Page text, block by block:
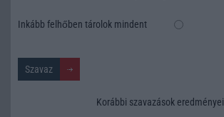
Inkább felhőben tárolok mindent
Korábbi szavazások eredményei